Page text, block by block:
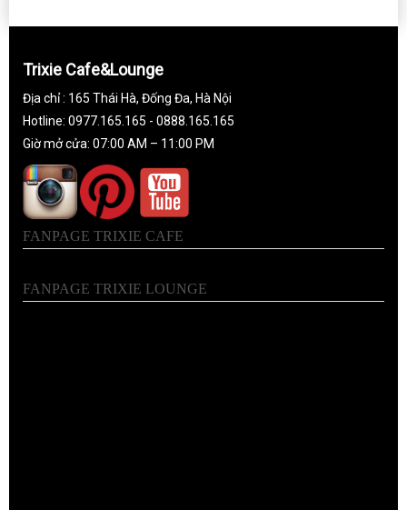
Trixie Cafe&Lounge
Địa chỉ : 165 Thái Hà, Đống Đa, Hà Nội
Hotline: 0977.165.165 - 0888.165.165
Giờ mở cửa: 07:00 AM – 11:00 PM
FANPAGE TRIXIE CAFE
FANPAGE TRIXIE LOUNGE